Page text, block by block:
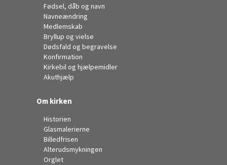
Fødsel, dåb og navn
Navneændring
Medlemskab
Bryllup og vielse
Dødsfald og begravelse
Konfirmation
Kirkebil og hjælpemidler
Akuthjælp
Om kirken
Historien
Glasmalerierne
Billedfrisen
Alterudsmykningen
Orglet